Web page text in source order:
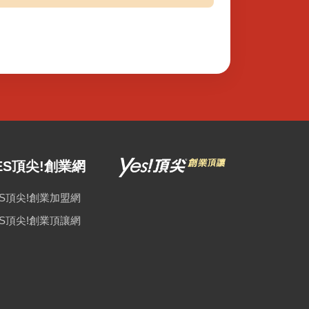
頂尖!創業網
頂尖!創業加盟網
頂尖!創業頂讓網